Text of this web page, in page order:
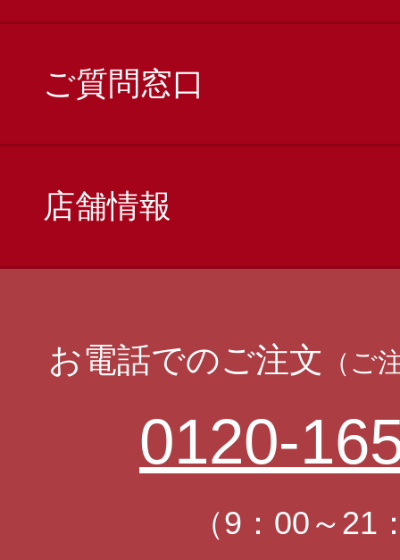
ご質問窓口
店舗情報
お電話でのご注文 （ご
0120-
（9：00～21